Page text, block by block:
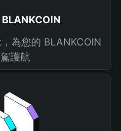
為您的 BLANKCOIN
護航